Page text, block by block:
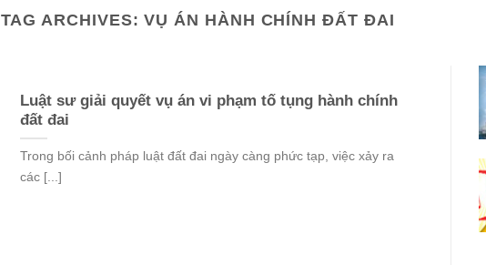
TAG ARCHIVES:VỤ ÁN HÀNH CHÍNH ĐẤT ĐAI
Luật sư giải quyết vụ án vi phạm tố tụng hành chính
đất đai
Trong bối cảnh pháp luật đất đai ngày càng phức tạp, việc xảy ra
các [...]